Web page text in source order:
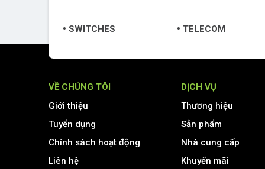
SWITCHES TELECOM
VỀ CHÚNG TÔI
Giới thiệu
Tuyển dụng
Chính sách hoạt động
Liên hệ
DỊCH VỤ
Thương hiệu
Sản phẩm
Nhà cung cấp
Khuyến mãi